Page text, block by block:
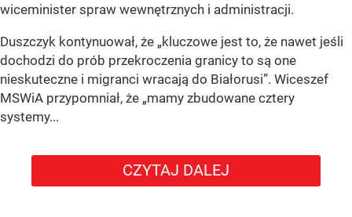
wiceminister spraw wewnętrznych i administracji.
Duszczyk kontynuował, że „kluczowe jest to, że nawet jeśli
dochodzi do prób przekroczenia granicy to są one
nieskuteczne i migranci wracają do Białorusi”. Wiceszef
MSWiA przypomniał, że „mamy zbudowane cztery
systemy...
CZYTAJ DALEJ